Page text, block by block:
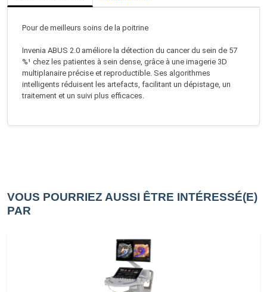
Pour de meilleurs soins de la poitrine
Invenia ABUS 2.0 améliore la détection du cancer du sein de 57
%¹ chez les patientes à sein dense, grâce à une imagerie 3D
multiplanaire précise et reproductible. Ses algorithmes
intelligents réduisent les artefacts, facilitant un dépistage, un
traitement et un suivi plus efficaces.
VOUS POURRIEZ AUSSI ÊTRE INTÉRESSÉ(E)
PAR